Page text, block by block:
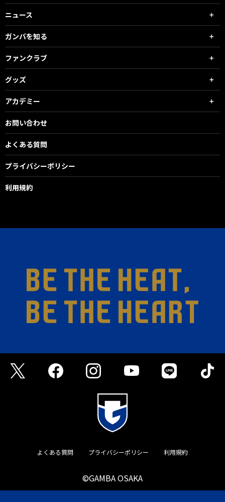
ニュース
ガンバを知る
ファンクラブ
グッズ
アカデミー
お問い合わせ
よくある質問
プライバシーポリシー
利用規約
よくある質問 プライバシーポリシー 利用規約
©GAMBA OSAKA